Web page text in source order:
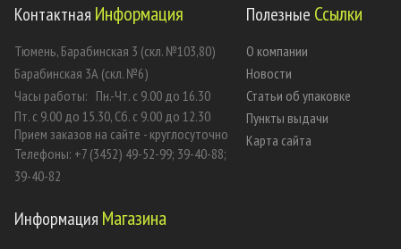
Контактная Информация
Тюмень, Барабинская 3 (скл. №103,80)
Барабинская 3А (скл. №6)
Часы работы: Пн.-Чт. с 9.00 до 16.30
Пт. с 9.00 до 15.30, Сб. с 9.00 до 12.30
Прием заказов на сайте - круглосуточно
Телефоны: +7 (3452) 49-52-99; 39-40-88;
39-40-82
Полезные Ссылки
О компании
Новости
Статьи об упаковке
Пункты выдачи
Карта сайта
Информация Магазина